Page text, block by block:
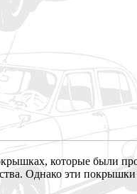
которые были
Однако эти покрышки